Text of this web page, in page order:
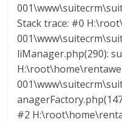
Stack trace: #0
liManager.php(290):
#2